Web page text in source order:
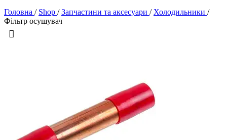
Головна / Shop / Запчастини та аксесуари / Холодильники /
Фільтр осушувач